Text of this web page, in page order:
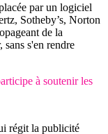
par un logiciel
Sotheby’s, Norton
de la
sans s'en rendre
à soutenir les
régit la publicité